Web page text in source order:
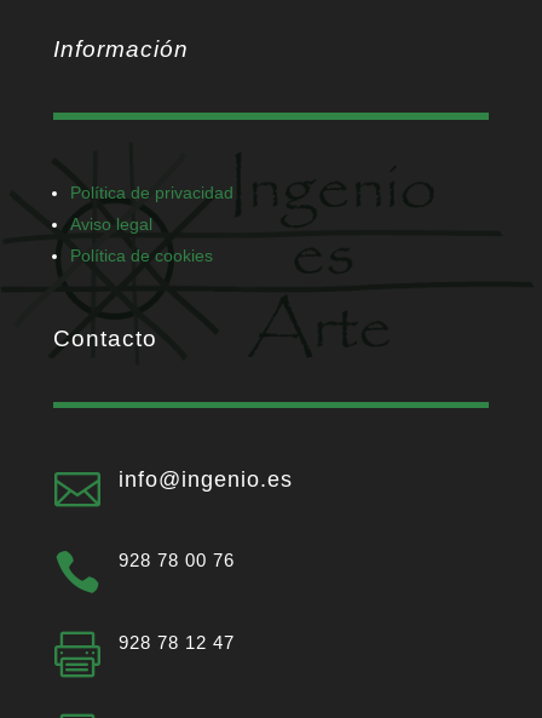
Información
Política de privacidad
Aviso legal
Política de cookies
Contacto
 info@ingenio.es
 928 78 00 76
 928 78 12 47